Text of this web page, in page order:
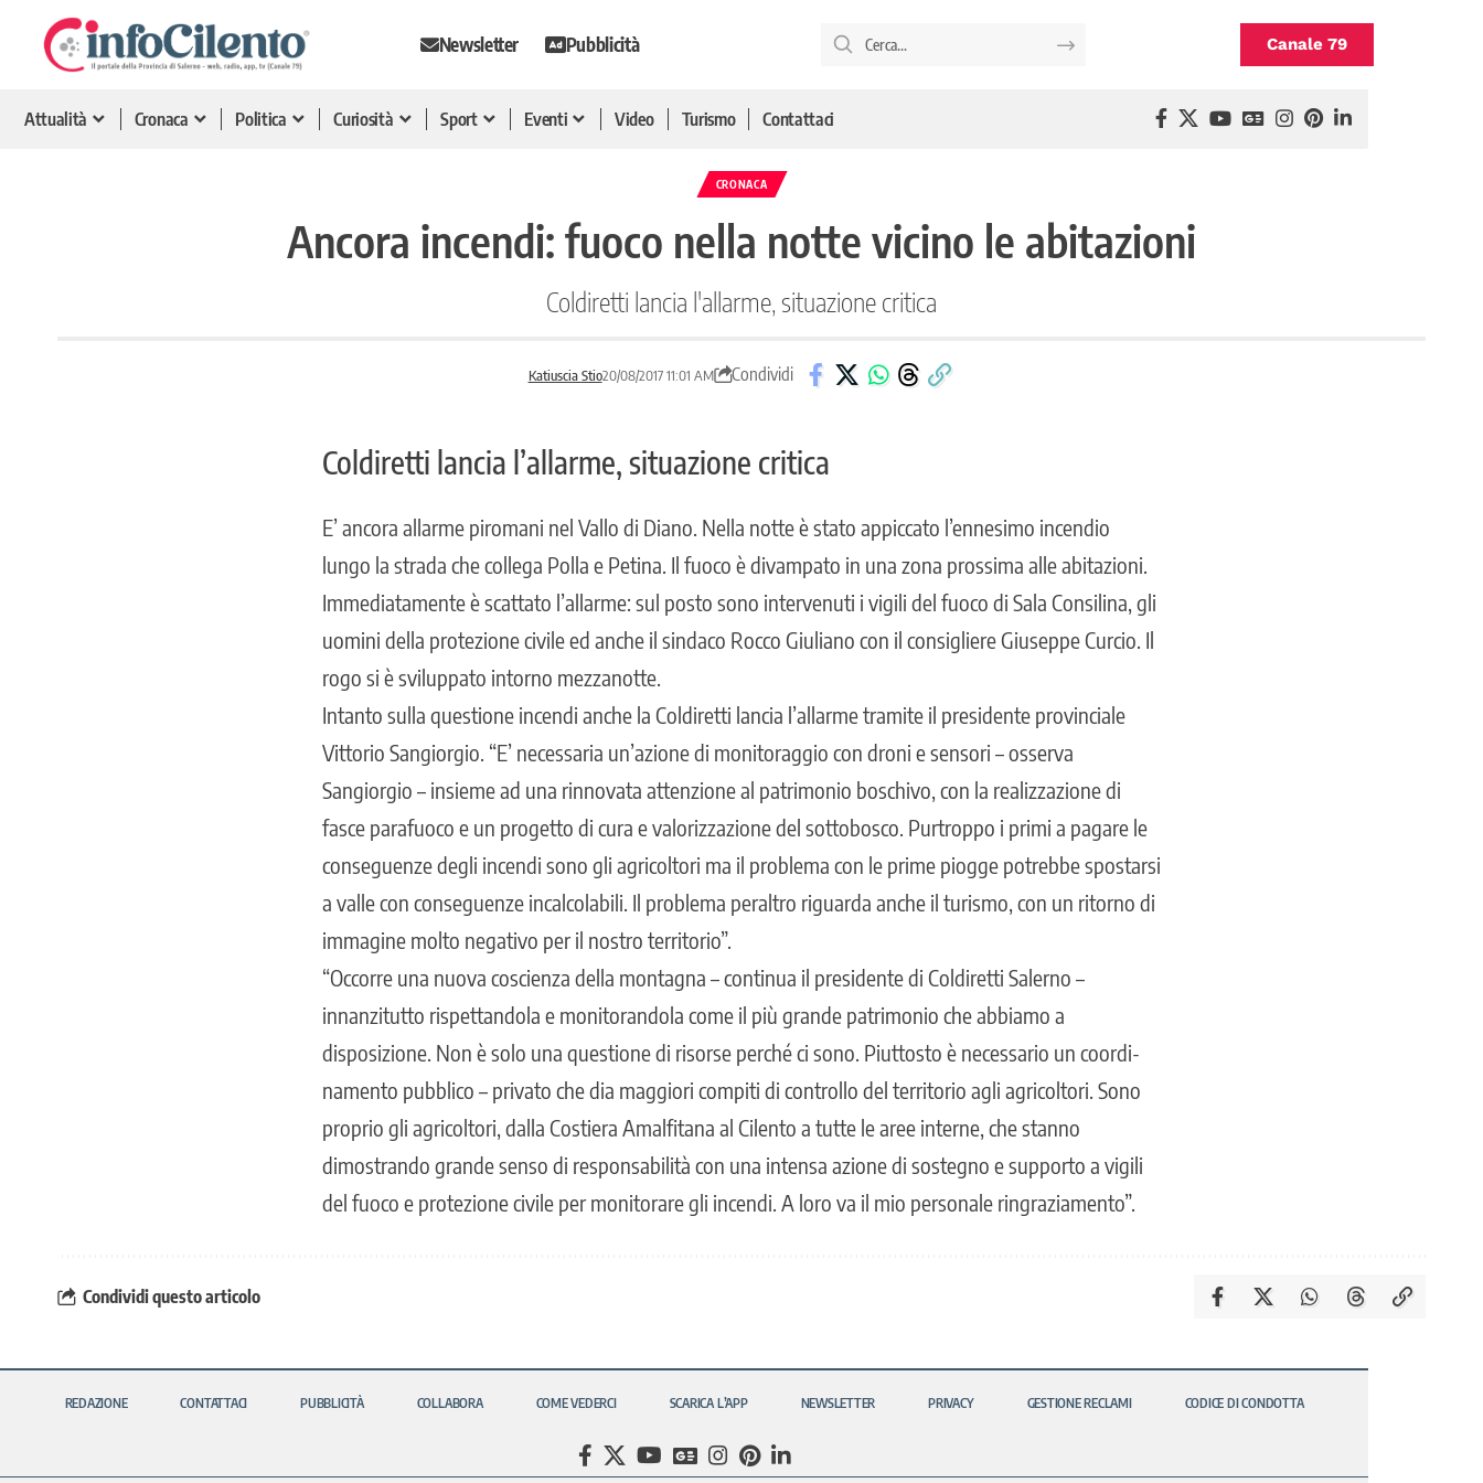
Newsletter Pubblicità Canale 79
Attualità Cronaca Politica Curiosità Sport Eventi Video Turismo Contattaci
CRONACA
Ancora incendi: fuoco nella notte vicino le abitazioni
Coldiretti lancia l'allarme, situazione critica
Katiuscia Stio20/08/2017 11:01 AM Condividi
Coldiretti lancia l’allarme, situazione critica
E’ ancora allarme piromani nel Vallo di Diano. Nella notte è stato appiccato l’ennesimo incendio
lungo la strada che collega Polla e Petina. Il fuoco è divampato in una zona prossima alle abitazioni.
Immediatamente è scattato l’allarme: sul posto sono intervenuti i vigili del fuoco di Sala Consilina, gli
uomini della protezione civile ed anche il sindaco Rocco Giuliano con il consigliere Giuseppe Curcio. Il
rogo si è sviluppato intorno mezzanotte.
Intanto sulla questione incendi anche la Coldiretti lancia l’allarme tramite il presidente provinciale
Vittorio Sangiorgio. “E’ necessaria un’azione di monitoraggio con dro­ni e sensori – osserva
Sangiorgio – insieme ad una rinnovata attenzione al patrimonio boschivo, con la realizzazione di
fasce parafuoco e un progetto di cura e valorizzazione del sottobo­sco. Purtroppo i pri­mi a pagare le
conseguenze degli incendi sono gli agr­icoltori ma il problema con le prime piogge potrebbe spostarsi
a val­le con conseguenze incalcolabili. Il problema peraltro riguarda anche il turismo, con un ritorno di
immagine molto negativo per il nostro territorio”.
“Occorre una nuova coscienza della monta­gna – continua il presidente di Coldiretti Salerno –
innanzitutto rispettandola e monitoran­dola come il più gra­nde patrimonio che abbiamo a
disposizione. Non è solo una questione di risorse perché ci sono. Piuttosto è necessario un coordi­
namento pubblico – pri­vato che dia maggiori compiti di controllo del territorio agli agricoltori. Sono
proprio gli agricoltori, dalla Costiera Amalfitana al Cilento a tutte le aree interne, che stanno
dimostrando grande senso di resp­onsabilità con una intensa azione di sostegno e supporto a vigili
del fuoco e protezione civile per monitorare gli incendi. A loro va il mio personale ringraziamento”.
Condividi questo articolo
REDAZIONE CONTATTACI PUBBLICITÀ COLLABORA COME VEDERCI SCARICA L’APP NEWSLETTER PRIVACY GESTIONE RECLAMI CODICE DI CONDOTTA